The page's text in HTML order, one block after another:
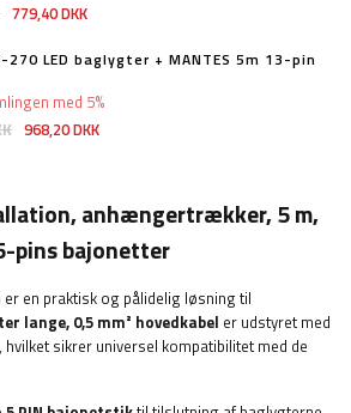
779,40 DKK
270 LED baglygter + MANTES 5m 13-pin
968,20 DKK
med 5%
anhængertrækker, 5 m,
pins bajonetter
er en praktisk og pålidelig løsning til
lange, 0,5 mm² hovedkabel er udstyret med
, hvilket sikrer universel kompatibilitet med de